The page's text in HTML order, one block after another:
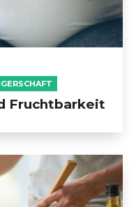
Fruchtbarkeit